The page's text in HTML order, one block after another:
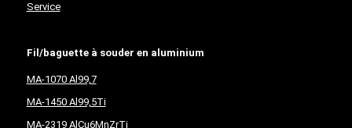
Service
Fil/baguette à souder en aluminium
MA-1070 Al99,7
MA-1450 Al99,5Ti
MA-2319 AlCu6MnZrTi